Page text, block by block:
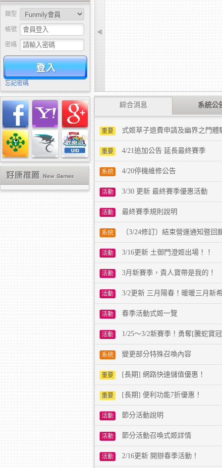
類型
帳號
密碼
驗證
忘記密碼
◀
綜合消息 系統公
重要 式姬草子退費申請及幽界之門體
重要 4/21追加公告 延長最終賽季
系統 4/20停機維修公告
活動 3/30 更新 最終賽季優惠活動
活動 最終賽季規則說明
系統 （3/24修訂）結束營運通知暨回
活動 3/16更新 土御門澄姬出場！！
活動 3月新賽季，貴人寶帶是我的！
活動 3/2更新 三月陽春！暖暖三月新
活動 春季活動式姬一覽
活動 1/25～3/2新賽季！勇奪[騰蛇寶
系統 變更部分特殊召喚內容
重要 [長期] 網路快速儲值優惠！
重要 [長期] 便利功能7折優惠！
活動 節分活動說明
活動 節分活動召喚式姬詳情
活動 2/16更新 開辦春季活動！